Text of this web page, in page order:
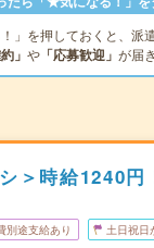
！」を押しておくと、派
」 や 「応募歓迎」 が届
＞時給1240円
別途支給あり 土日祝日